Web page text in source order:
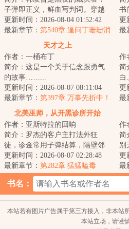
子弹即正义，鲜血写判词。穿越
重获新生，那些曾经猎杀的魑魅
魍魉，如今变成...
更新时间：2026-08-04 01:52:42
最新章节： 第540章 逼问丁珊珊消
息（两章合一）
书
世
生
更
最
天才之上
作者：一桶布丁
简介：这是一个关于信念跟勇气
的故事……...
更新时间：2026-08-07 08:11:04
最新章节： 第397章 万事先折中！
作
简
白
套
像
更
最
北美巫师，从开黑诊所开始
作者：亚斯特拉的回响
简介：罗杰的客户主打法外狂
徒，诊金常用子弹结算，隔壁邻
居不是销赃就是放贷。不过他能
看见伤口飘出的腐...
更新时间：2026-08-07 02:28:48
最新章节： 第282章 猛猛嗑毒
作
简
别
的
势
更
最
我
书名：
本站若有图片广告属于第三方接入，非本站
本站立场，请谨